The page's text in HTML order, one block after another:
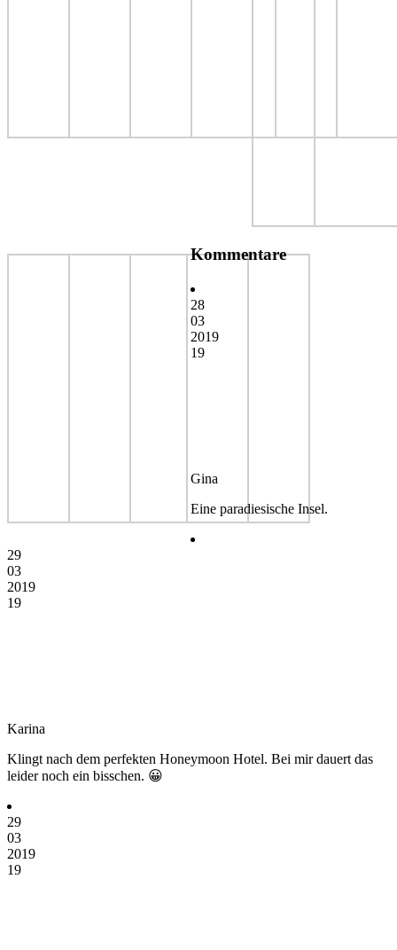
Kommentare
28
03
2019
19
Gina
Eine paradiesische Insel.
29
03
2019
19
Karina
Klingt nach dem perfekten Honeymoon Hotel. Bei mir dauert das
leider noch ein bisschen. 😀
29
03
2019
19